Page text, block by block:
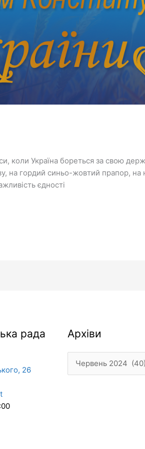
коли Україна бореться за свою
на гордий синьо-жовтий прапор,
єдності
рада
26
Архіви
Архіви